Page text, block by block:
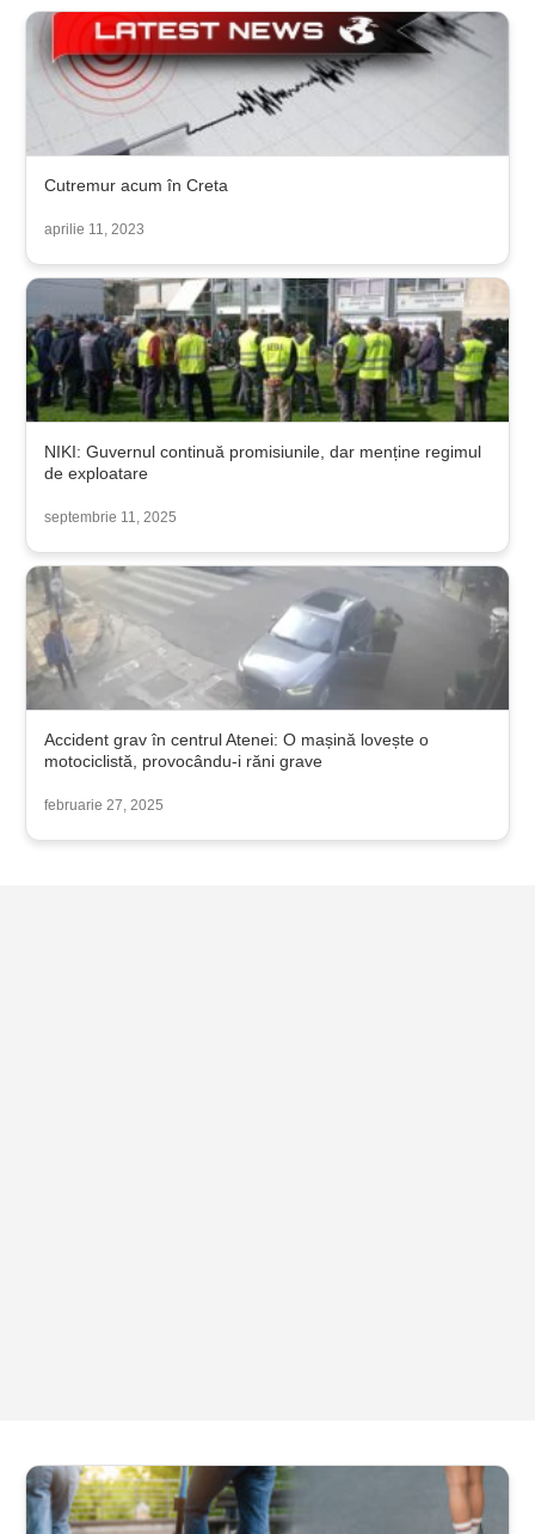
Cutremur acum în Creta
aprilie 11, 2023
NIKI: Guvernul continuă promisiunile, dar menține regimul
de exploatare
septembrie 11, 2025
Accident grav în centrul Atenei: O mașină lovește o
motociclistă, provocându-i răni grave
februarie 27, 2025